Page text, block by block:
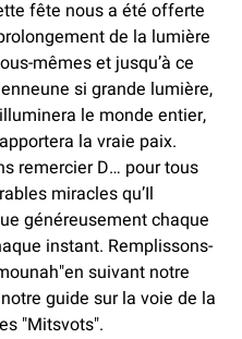
fête nous a été offerte
de la lumière
mêmes et jusqu’à ce
si grande lumière,
le monde entier,
la vraie paix.
remercier D… pour tous
miracles qu’Il
généreusement chaque
instant. Remplissons-
suivant notre
guide sur la voie de la
"Mitsvots".